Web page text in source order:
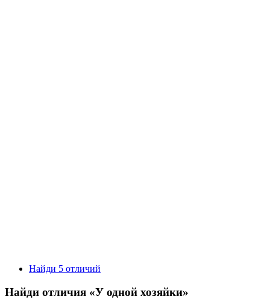
Найди 5 отличий
Найди отличия «У одной хозяйки»